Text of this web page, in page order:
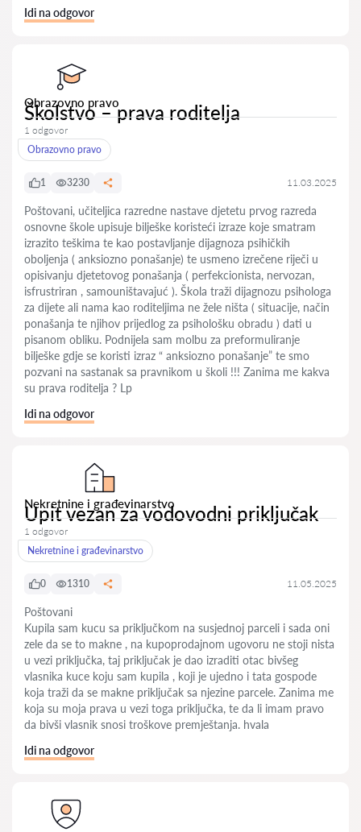
Idi na odgovor
Obrazovno pravo
Školstvo – prava roditelja
1 odgovor
Obrazovno pravo
1 3230 11.03.2025
Poštovani, učiteljica razredne nastave djetetu prvog razreda
osnovne škole upisuje bilješke koristeći izraze koje smatram
izrazito teškima te kao postavljanje dijagnoza psihičkih
oboljenja ( anksiozno ponašanje) te usmeno izrečene riječi u
opisivanju djetetovog ponašanja ( perfekcionista, nervozan,
isfrustriran , samouništavajuć ). Škola traži dijagnozu psihologa
za dijete ali nama kao roditeljima ne žele ništa ( situacije, način
ponašanja te njihov prijedlog za psihološku obradu ) dati u
pisanom obliku. Podnijela sam molbu za preformuliranje
bilješke gdje se koristi izraz “ anksiozno ponašanje” te smo
pozvani na sastanak sa pravnikom u školi !!! Zanima me kakva
su prava roditelja ? Lp
Idi na odgovor
Nekretnine i građevinarstvo
Upit vezan za vodovodni priključak
1 odgovor
Nekretnine i građevinarstvo
0 1310 11.05.2025
Poštovani
Kupila sam kucu sa priključkom na susjednoj parceli i sada oni
zele da se to makne , na kupoprodajnom ugovoru ne stoji nista
u vezi priključka, taj priključak je dao izraditi otac bivšeg
vlasnika kuce koju sam kupila , koji je ujedno i tata gospode
koja traži da se makne priključak sa njezine parcele. Zanima me
koja su moja prava u vezi toga priključka, te da li imam pravo
da bivši vlasnik snosi troškove premještanja. hvala
Idi na odgovor